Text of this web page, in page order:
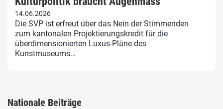
14.06.2026
Die SVP ist erfreut über das Nein der Stimmenden
zum kantonalen Projektierungskredit für die
überdimensionierten Luxus-Pläne des
Kunstmuseums…
Nationale Beiträge